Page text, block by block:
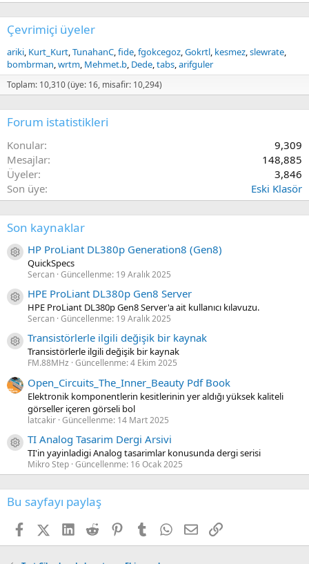
Çevrimiçi üyeler
ariki Kurt_Kurt TunahanC fide fgokcegoz Gokrtl kesmez slewrate
bombrman wrtm Mehmet.b Dede tabs arifguler
Toplam: 10,310 (üye: 16, misafir: 10,294)
Forum istatistikleri
Konular
9,309
Mesajlar
148,885
Üyeler
3,846
Son üye
Eski Klasör
Son kaynaklar
Kaynak ikon/amblem
HP ProLiant DL380p Generation8 (Gen8)
QuickSpecs
Sercan Güncellenme: 19 Aralık 2025
Kaynak ikon/amblem
HPE ProLiant DL380p Gen8 Server
HPE ProLiant DL380p Gen8 Server'a ait kullanıcı kılavuzu.
Sercan Güncellenme: 19 Aralık 2025
Kaynak ikon/amblem
Transistörlerle ilgili değişik bir kaynak
Transistörlerle ilgili değişik bir kaynak
FM.88MHz Güncellenme:4 Ekim 2025
Open_Circuits_The_Inner_Beauty Pdf Book
Elektronik komponentlerin kesitlerinin yer aldığı yüksek kaliteli
görseller içeren görseli bol
latcakir Güncellenme: 14 Mart 2025
Kaynak ikon/amblem
TI Analog Tasarim Dergi Arsivi
TI'in yayinladigi Analog tasarimlar konusunda dergi serisi
Mikro Step Güncellenme: 16 Ocak 2025
Bu sayfayı paylaş
FacebookX (Twitter)
LinkedIn
Reddit PinterestTumblr WhatsApp
E-postaLink